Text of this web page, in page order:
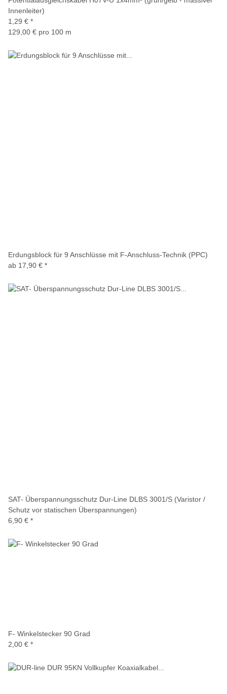
Innenleiter)
1,29 € *
129,00 € pro 100 m
Erdungsblock für 9 Anschlüsse mit F-Anschluss-Technik (PPC)
ab 17,90 € *
SAT- Überspannungsschutz Dur-Line DLBS 3001/S (Varistor /
Schutz vor statischen Überspannungen)
6,90 € *
F- Winkelstecker 90 Grad
2,00 € *